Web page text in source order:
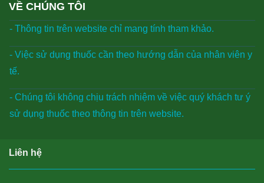
VỀ CHÚNG TÔI
- Thông tin trên website chỉ mang tính tham khảo.
- Việc sử dụng thuốc cần theo hướng dẫn của nhân viên y
tế.
- Chúng tôi không chịu trách nhiệm về việc quý khách tư ý
sử dụng thuốc theo thông tin trên website.
Liên hệ